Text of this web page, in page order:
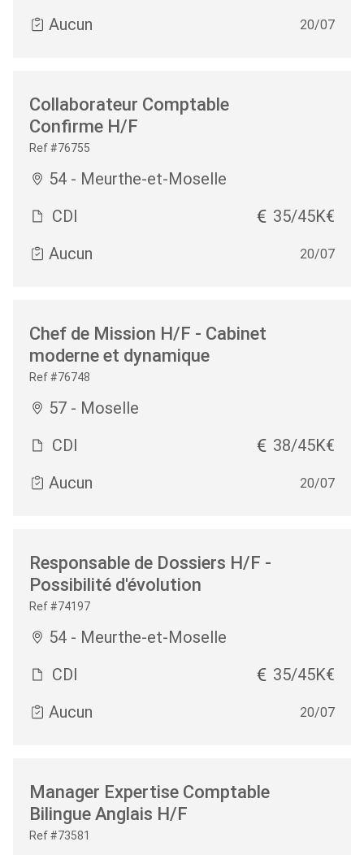
Aucun
20/07
Collaborateur Comptable
Confirme H/F
Ref #76755
54 - Meurthe-et-Moselle
CDI
35/45K€
Aucun
20/07
Chef de Mission H/F - Cabinet
moderne et dynamique
Ref #76748
57 - Moselle
CDI
38/45K€
Aucun
20/07
Responsable de Dossiers H/F -
Possibilité d'évolution
Ref #74197
54 - Meurthe-et-Moselle
CDI
35/45K€
Aucun
20/07
Manager Expertise Comptable
Bilingue Anglais H/F
Ref #73581